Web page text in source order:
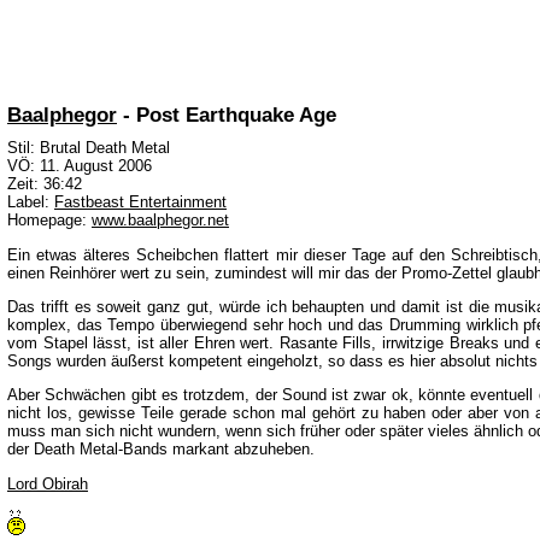
Baalphegor - Post Earthquake Age
Stil: Brutal Death Metal
VÖ: 11. August 2006
Zeit: 36:42
Label: Fastbeast Entertainment
Homepage: www.baalphegor.net
Ein etwas älteres Scheibchen flattert mir dieser Tage auf den
einen Reinhörer wert zu sein, zumindest will mir das der Promo-Zettel
Das trifft es soweit ganz gut, würde ich behaupten und damit ist die
komplex, das Tempo überwiegend sehr hoch und das Drumming wirklich
vom Stapel lässt, ist aller Ehren wert. Rasante Fills, irrwitzige Breaks
Songs wurden äußerst kompetent eingeholzt, so dass es hier absolut
Aber Schwächen gibt es trotzdem, der Sound ist zwar ok, könnte
nicht los, gewisse Teile gerade schon mal gehört zu haben oder aber
muss man sich nicht wundern, wenn sich früher oder später vieles ähnlich
der Death Metal-Bands markant abzuheben.
Lord Obirah